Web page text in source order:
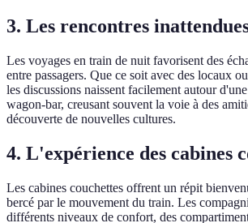
3. Les rencontres
Les voyages en train de nuit favorisent des
entre passagers. Que ce soit avec des locaux
les discussions naissent facilement autour
wagon-bar, creusant souvent la voie à des
découverte de nouvelles cultures.
4. L'expérience des cabines
Les cabines couchettes offrent un répit
bercé par le mouvement du train. Les
différents niveaux de confort, des